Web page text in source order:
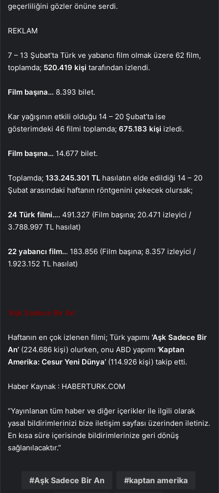
geçerliliğini gözler önüne serdi.
REKLAM
7 – 13 Şubat’ta Türk ve yabancı film olmak üzere 62 film,
toplamda; 520.419 kişi tarafından izlendi.
Film başına… 8.393 bilet.
Kar yağışının etkili olduğu 14 – 20 Şubat’ta ise
gösterimdeki 46 filmi toplamda; 675.183 kişi izledi.
Film başına… 14.677 bilet.
Toplamda; 133.245.301 TL hasılatın elde edildiği 14 – 20
Şubat arasındaki haftanın röntgenini çekecek olursak;
24 Türk filmi…. 491.327 (Film başına; 20.471 izleyici /
3.788.997 TL hasılat)
22 yabancı film... 183.856 (Film başına; 8.357 izleyici /
1.923.152 TL hasılat)
‘Aşk Sadece Bir An’
Haftanın en çok izlenen filmi; Türk yapımı ‘Aşk Sadece Bir
An’ (224.686 kişi) olurken, onu ABD yapımı ‘Kaptan
Amerika: Cesur Yeni Dünya’ (114.926 kişi) takip etti.
Haber Kaynak : HABERTURK.COM
“Yayınlanan tüm haber ve diğer içerikler ile ilgili olarak
yasal bildirimlerinizi bize iletişim sayfası üzerinden iletiniz.
En kısa süre içerisinde bildirimlerinize geri dönüş
sağlanılacaktır.”
Aşk Sadece Bir An kaptan amerika